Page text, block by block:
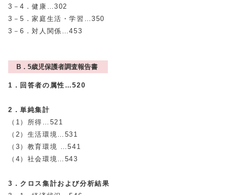
3－4．健康…302
3－5．家庭生活・学習…350
3－6．対人関係…453
B．5歳児保護者調査報告書
1．回答者の属性…520
2．単純集計
（1）所得…521
（2）生活環境…531
（3）教育環境 …541
（4）社会環境…543
3．クロス集計および分析結果